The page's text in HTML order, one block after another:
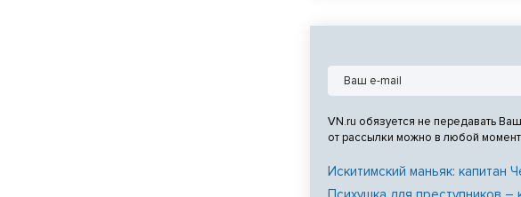
VN.ru обязуется не передавать
от рассылки можно в любой момент
Искитимский маньяк: капитан